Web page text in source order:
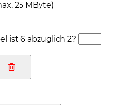
25 MByte)
ist 6 abzüglich 2?